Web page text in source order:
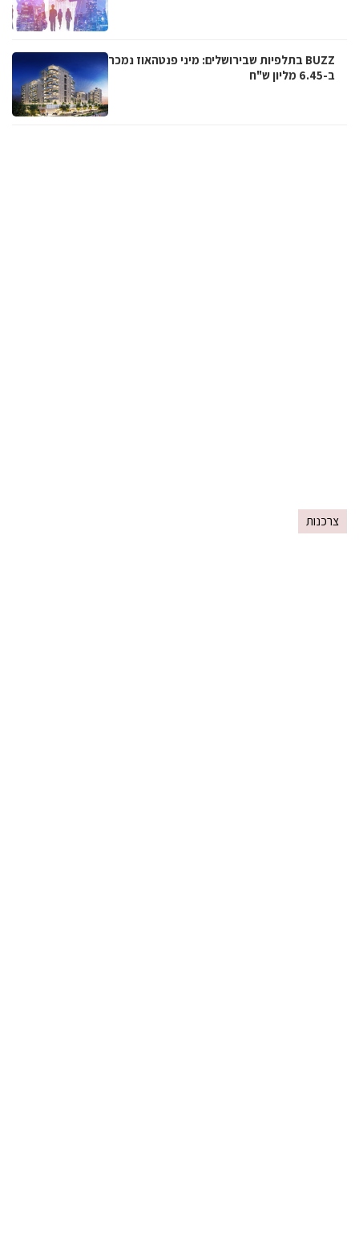
BUZZ בתלפיות שבירושלים: מיני פנטהאוז נמכר
ב-6.45 מליון ש"ח
צרכנות